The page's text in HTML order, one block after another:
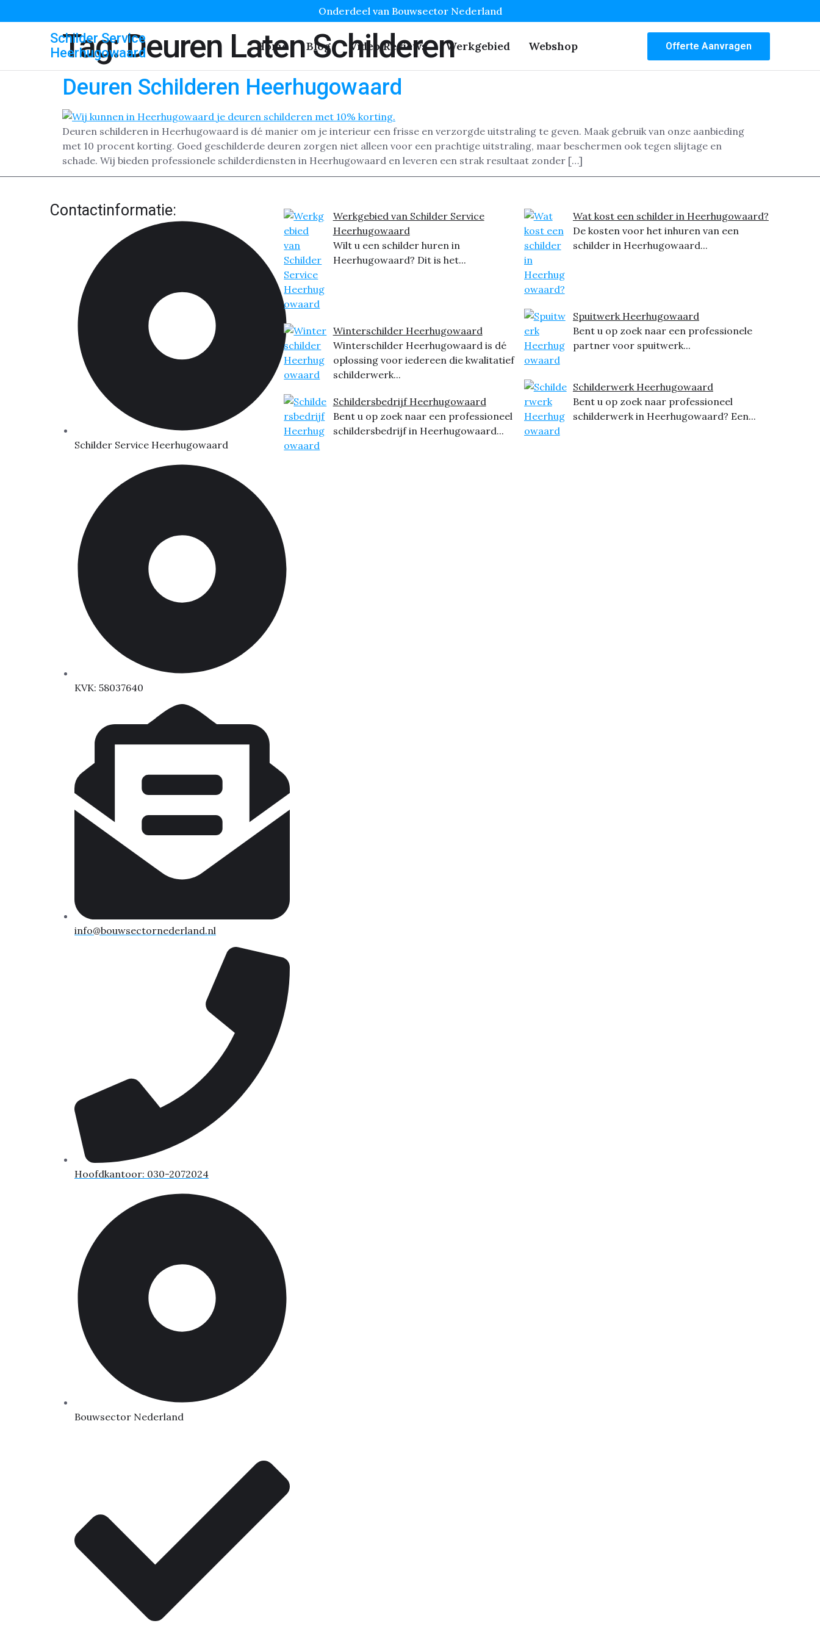
Onderdeel van Bouwsector Nederland
Schilder Service
Heerhugowaard
Home Blog Video Reviews Werkgebied Webshop Offerte Aanvragen
Tag:Deuren Laten Schilderen
Deuren Schilderen Heerhugowaard
Deuren schilderen in Heerhugowaard is dé manier om je interieur een frisse en verzorgde uitstraling te geven. Maak gebruik van onze aanbieding
met 10 procent korting. Goed geschilderde deuren zorgen niet alleen voor een prachtige uitstraling, maar beschermen ook tegen slijtage en
schade. Wij bieden professionele schilderdiensten in Heerhugowaard en leveren een strak resultaat zonder […]
Contactinformatie:
Schilder Service Heerhugowaard
KVK: 58037640
info@bouwsectornederland.nl
Hoofdkantoor: 030-2072024
Bouwsector Nederland
Werkgebied van Schilder Service
Heerhugowaard
Wilt u een schilder huren in
Heerhugowaard? Dit is het...
Winterschilder Heerhugowaard
Winterschilder Heerhugowaard is dé
oplossing voor iedereen die kwalitatief
schilderwerk...
Schildersbedrijf Heerhugowaard
Bent u op zoek naar een professioneel
schildersbedrijf in Heerhugowaard...
Wat kost een schilder in Heerhugowaard?
De kosten voor het inhuren van een
schilder in Heerhugowaard...
Spuitwerk Heerhugowaard
Bent u op zoek naar een professionele
partner voor spuitwerk...
Schilderwerk Heerhugowaard
Bent u op zoek naar professioneel
schilderwerk in Heerhugowaard? Een...